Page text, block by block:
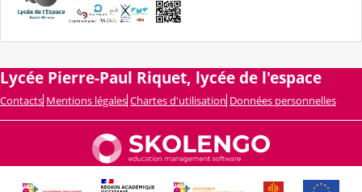
Lycée Pierre-Paul Riquet, lycée de l'espace
Contacts Mentions légales Chartes d'utilisation Données personnelles